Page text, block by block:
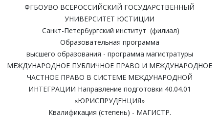
ФГБОУВО ВСЕРОССИЙСКИЙ ГОСУДАРСТВЕННЫЙ
УНИВЕРСИТЕТ ЮСТИЦИИ
Санкт-Петербургский институт (филиал)
Образовательная программа
высшего образования - программа магистратуры
МЕЖДУНАРОДНОЕ ПУБЛИЧНОЕ ПРАВО И МЕЖДУНАРОДНОЕ
ЧАСТНОЕ ПРАВО В СИСТЕМЕ МЕЖДУНАРОДНОЙ
ИНТЕГРАЦИИ Направление подготовки 40.04.01
«ЮРИСПРУДЕНЦИЯ»
Квалификация (степень) - МАГИСТР.